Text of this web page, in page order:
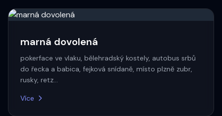
marná dovolená
pokerface ve vlaku, bělehradský kostely, autobus srbů
do řecka a babica, fejková snídaně, místo plzně zubr,
rusky, retz…
Více